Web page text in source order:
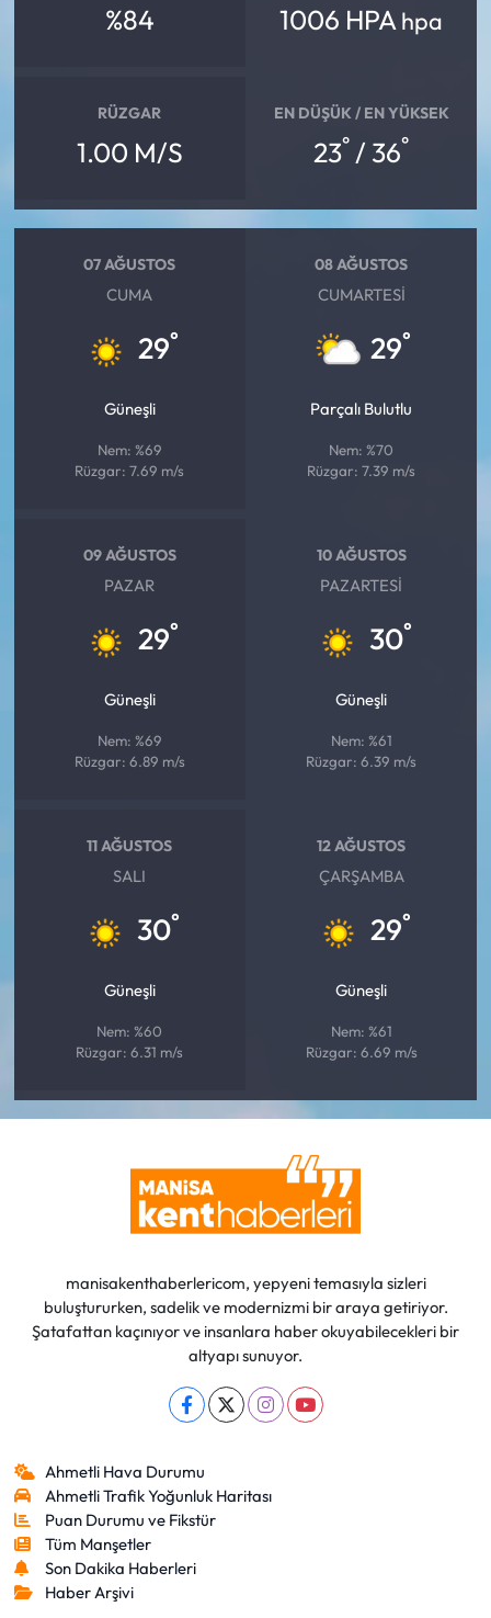
%84 1006 HPA hpa
RÜZGAR
1.00 M/S
EN DÜŞÜK / EN YÜKSEK
23° / 36°
07 AĞUSTOS
CUMA
29°
Güneşli
Nem: %69
Rüzgar: 7.69 m/s
08 AĞUSTOS
CUMARTESI
29°
Parçalı Bulutlu
Nem: %70
Rüzgar: 7.39 m/s
09 AĞUSTOS
PAZAR
29°
Güneşli
Nem: %69
Rüzgar: 6.89 m/s
10 AĞUSTOS
PAZARTESI
30°
Güneşli
Nem: %61
Rüzgar: 6.39 m/s
11 AĞUSTOS
SALI
30°
Güneşli
Nem: %60
Rüzgar: 6.31 m/s
12 AĞUSTOS
ÇARŞAMBA
29°
Güneşli
Nem: %61
Rüzgar: 6.69 m/s
manisakenthaberlericom, yepyeni temasıyla sizleri
buluştururken, sadelik ve modernizmi bir araya getiriyor.
Şatafattan kaçınıyor ve insanlara haber okuyabilecekleri bir
altyapı sunuyor.
Ahmetli Hava Durumu
Ahmetli Trafik Yoğunluk Haritası
Puan Durumu ve Fikstür
Tüm Manşetler
Son Dakika Haberleri
Haber Arşivi